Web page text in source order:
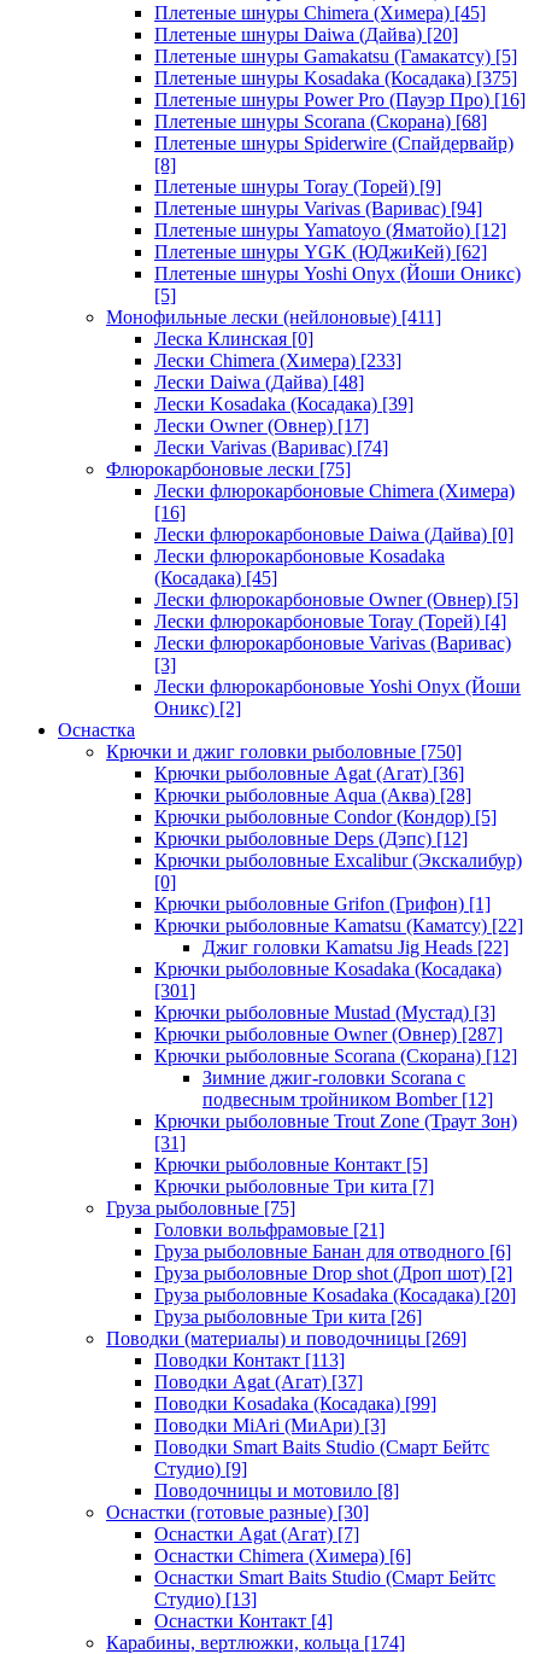
Плетеные шнуры Chimera (Химера) [45]
Плетеные шнуры Daiwa (Дайва) [20]
Плетеные шнуры Gamakatsu (Гамакатсу) [5]
Плетеные шнуры Kosadaka (Косадака) [375]
Плетеные шнуры Power Pro (Пауэр Про) [16]
Плетеные шнуры Scorana (Скорана) [68]
Плетеные шнуры Spiderwire (Спайдервайр)
[8]
Плетеные шнуры Toray (Торей) [9]
Плетеные шнуры Varivas (Варивас) [94]
Плетеные шнуры Yamatoyo (Яматойо) [12]
Плетеные шнуры YGK (ЮДжиКей) [62]
Плетеные шнуры Yoshi Onyx (Йоши Оникс)
[5]
Монофильные лески (нейлоновые) [411]
Леска Клинская [0]
Лески Chimera (Химера) [233]
Лески Daiwa (Дайва) [48]
Лески Kosadaka (Косадака) [39]
Лески Owner (Овнер) [17]
Лески Varivas (Варивас) [74]
Флюрокарбоновые лески [75]
Лески флюрокарбоновые Chimera (Химера)
[16]
Лески флюрокарбоновые Daiwa (Дайва) [0]
Лески флюрокарбоновые Kosadaka
(Косадака) [45]
Лески флюрокарбоновые Owner (Овнер) [5]
Лески флюрокарбоновые Toray (Торей) [4]
Лески флюрокарбоновые Varivas (Варивас)
[3]
Лески флюрокарбоновые Yoshi Onyx (Йоши
Оникс) [2]
Оснастка
Крючки и джиг головки рыболовные [750]
Крючки рыболовные Agat (Агат) [36]
Крючки рыболовные Aqua (Аква) [28]
Крючки рыболовные Condor (Кондор) [5]
Крючки рыболовные Deps (Дэпс) [12]
Крючки рыболовные Excalibur (Экскалибур)
[0]
Крючки рыболовные Grifon (Грифон) [1]
Крючки рыболовные Kamatsu (Каматсу) [22]
Джиг головки Kamatsu Jig Heads [22]
Крючки рыболовные Kosadaka (Косадака)
[301]
Крючки рыболовные Mustad (Мустад) [3]
Крючки рыболовные Owner (Овнер) [287]
Крючки рыболовные Scorana (Скорана) [12]
Зимние джиг-головки Scorana с
подвесным тройником Bomber[12]
Крючки рыболовные Trout Zone (Траут Зон)
[31]
Крючки рыболовные Контакт [5]
Крючки рыболовные Три кита [7]
Груза рыболовные [75]
Головки вольфрамовые [21]
Груза рыболовные Банан для отводного [6]
Груза рыболовные Drop shot (Дроп шот) [2]
Груза рыболовные Kosadaka (Косадака) [20]
Груза рыболовные Три кита [26]
Поводки (материалы) и поводочницы [269]
Поводки Контакт [113]
Поводки Agat (Агат) [37]
Поводки Kosadaka (Косадака) [99]
Поводки MiAri (МиАри) [3]
Поводки Smart Baits Studio (Смарт Бейтс
Студио) [9]
Поводочницы и мотовило [8]
Оснастки (готовые разные) [30]
Оснастки Agat (Агат) [7]
Оснастки Chimera (Химера) [6]
Оснастки Smart Baits Studio (Смарт Бейтс
Студио) [13]
Оснастки Контакт [4]
Карабины, вертлюжки, кольца [174]